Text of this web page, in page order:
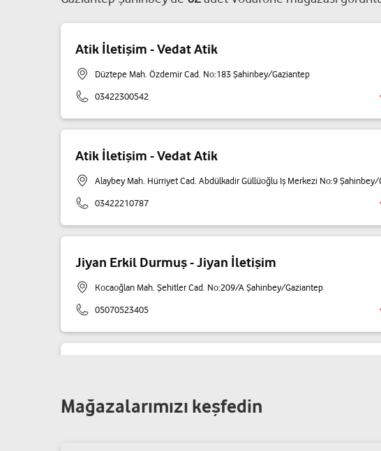
Atik İletişim - Vedat Atik
Düztepe Mah. Özdemir Cad. No:183 Şahinbey/Gaziantep
03422300542
Atik İletişim - Vedat Atik
Alaybey Mah. Hürriyet Cad. Abdülkadir Güllüoğlu Iş Merkezi No:9 Şahinbey/
03422210787
Jiyan Erkil Durmuş - Jiyan İletişim
Kocaoğlan Mah. Şehitler Cad. No:209/A Şahinbey/Gaziantep
05070523405
05428242727
Mağazalarımızı keşfedin